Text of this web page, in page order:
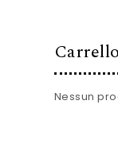
Carrello
Nessun